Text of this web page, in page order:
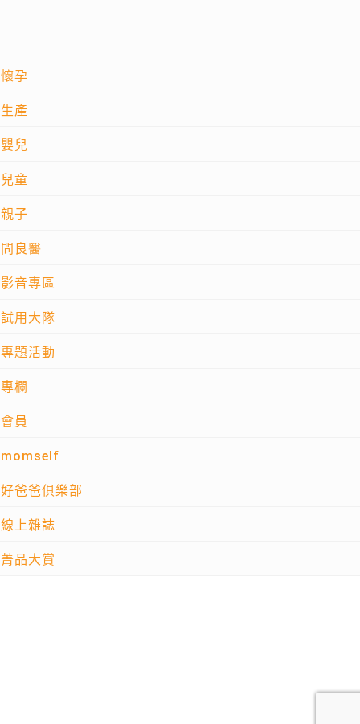
懷孕
生產
嬰兒
兒童
親子
問良醫
影音專區
試用大隊
專題活動
專欄
會員
momself
好爸爸俱樂部
線上雜誌
菁品大賞